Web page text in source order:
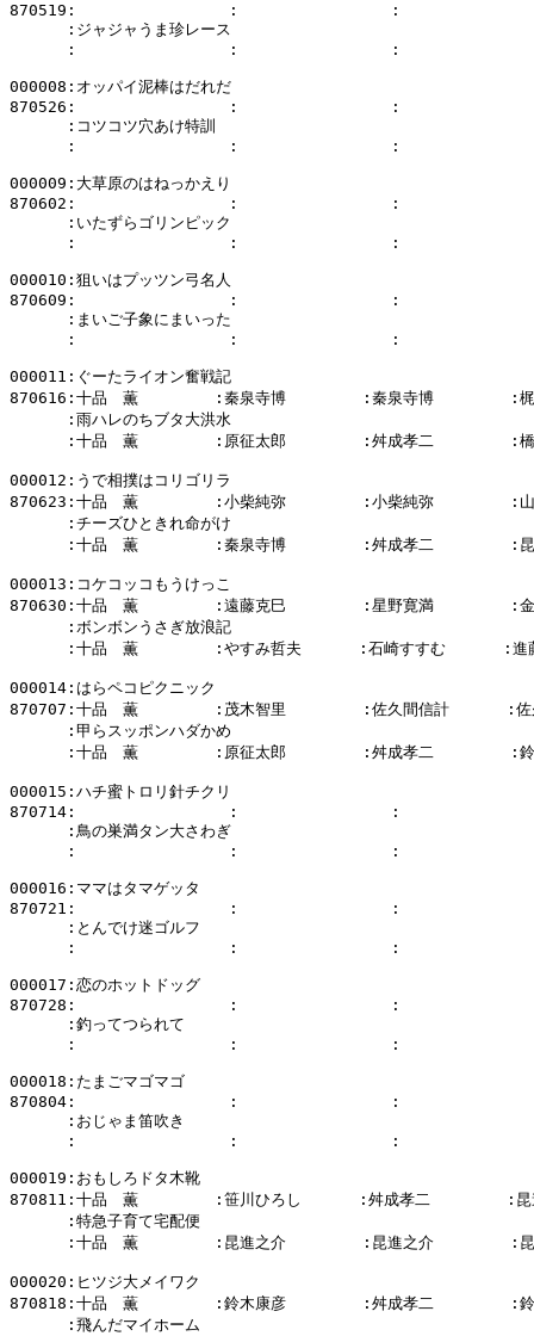
870519:                :                :
      :ジャジャうま珍レース
:                :                :
000008:オッパイ泥棒はだれだ
870526:                :                :
      :コツコツ穴あけ特訓
:                :                :
000009:大草原のはねっかえり
870602:                :                :
      :いたずらゴリンピック
:                :                :
000010:狙いはプッツン弓名人
870609:                :                :
      :まいご子象にまいった
:                :                :
000011:ぐーたライオン奮戦記
870616:十品　薫        :秦泉寺博        :秦泉寺博        :梶
      :雨ハレのちブタ大洪水
:十品　薫        :原征太郎        :舛成孝二        :橋
000012:うで相撲はコリゴリラ
870623:十品　薫        :小柴純弥        :小柴純弥        :山
      :チーズひときれ命がけ
:十品　薫        :秦泉寺博        :舛成孝二        :昆
000013:コケコッコもうけっこ
870630:十品　薫        :遠藤克巳        :星野寛満        :金
      :ボンボンうさぎ放浪記
:十品　薫        :やすみ哲夫      :石崎すすむ      :進
000014:はらペコピクニック
870707:十品　薫        :茂木智里        :佐久間信計      :佐
      :甲らスッポンハダかめ
:十品　薫        :原征太郎        :舛成孝二        :鈴
000015:ハチ蜜トロリ針チクリ
870714:                :                :
      :鳥の巣満タン大さわぎ
:                :                :
000016:ママはタマゲッタ
870721:                :                :
      :とんでけ迷ゴルフ
:                :                :
000017:恋のホットドッグ
870728:                :                :
      :釣ってつられて
:                :                :
000018:たまごマゴマゴ
870804:                :                :
      :おじゃま笛吹き
:                :                :
000019:おもしろドタ木靴
870811:十品　薫        :笹川ひろし      :舛成孝二        :昆
      :特急子育て宅配便
:十品　薫        :昆進之介        :昆進之介        :昆
000020:ヒツジ大メイワク
870818:十品　薫        :鈴木康彦        :舛成孝二        :鈴
      :飛んだマイホーム